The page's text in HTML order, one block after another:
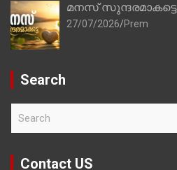
മനസ് സുന്ദരമാകട്ടെ
27/07/2026 Prem
Search
r
Contact US